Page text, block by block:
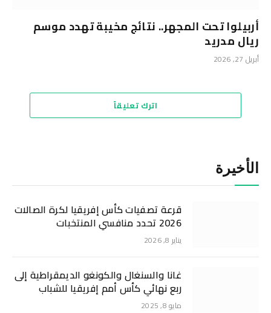
أربيلوا تحت المجهر.. نتائج مخيبة تهدد موسم
ريال مدريد
أبريل 27, 2026
اترك تعليقاً
الأخيرة
قرعة تصفيات كأس إفريقيا لكرة الصالات
2026 تحدد منافسي المنتخبات
يناير 8, 2026
غانا والسنغال والكونغو الديمقراطية إلى
ربع نهائي كأس أمم إفريقيا للشباب
مايو 8, 2025